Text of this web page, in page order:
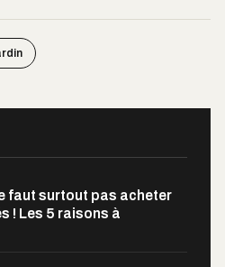
faut surtout pas acheter
! Les 5 raisons à